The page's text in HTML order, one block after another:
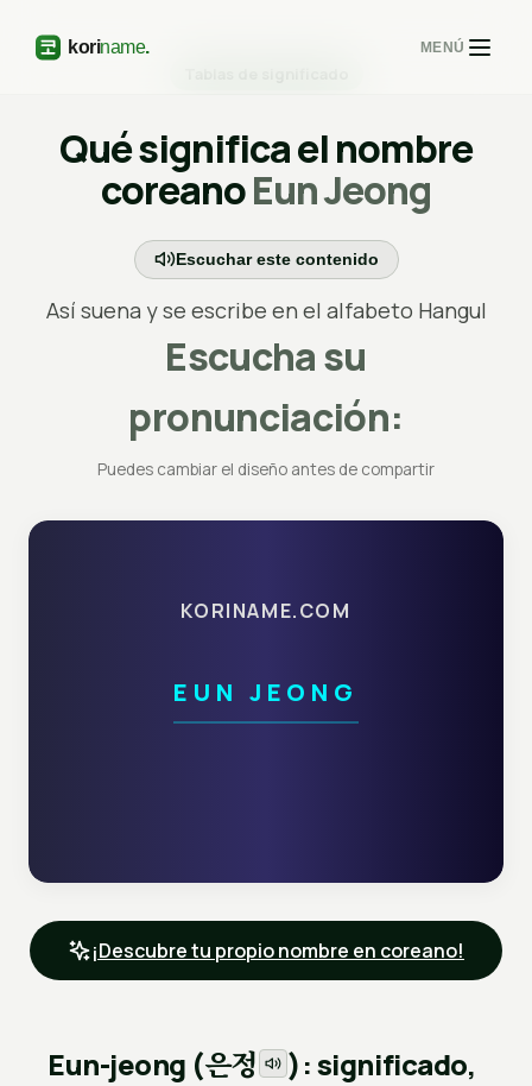
MENÚ
Qué significa el nombre
coreanoEun Jeong
Escuchar este contenido
Así suena y se escribe en el alfabeto Hangul
Escucha su
pronunciación:
Puedes cambiar el diseño antes de compartir
KORINAME.COM
EUN JEONG
¡Descubre tu propio nombre en coreano!
Eun-jeong (은정
): significado,